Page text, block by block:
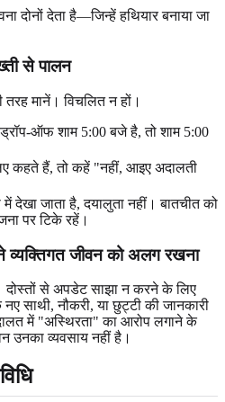
दोनों देता है—जिन्हें हथियार बनाया जा
से पालन
मानें। विचलित न हों।
ऑफ शाम 5:00 बजे है, तो शाम 5:00
कहते हैं, तो कहें "नहीं, आइए अदालती
देखा जाता है, दयालुता नहीं। बातचीत को
पर टिके रहें।
व्यक्तिगत जीवन को अलग रखना
दोस्तों से अपडेट साझा न करने के लिए
साथी, नौकरी, या छुट्टी की जानकारी
में "अस्थिरता" का आरोप लगाने के
उनका व्यवसाय नहीं है।